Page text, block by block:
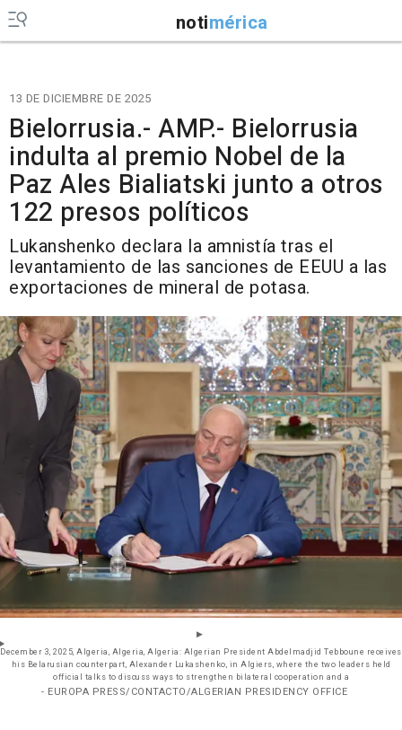
notimérica
13 DE DICIEMBRE DE 2025
Bielorrusia.- AMP.- Bielorrusia
indulta al premio Nobel de la
Paz Ales Bialiatski junto a otros
122 presos políticos
Lukanshenko declara la amnistía tras el
levantamiento de las sanciones de EEUU a las
exportaciones de mineral de potasa.
December 3, 2025, Algeria, Algeria, Algeria: Algerian President Abdelmadjid Tebboune receives
his Belarusian counterpart, Alexander Lukashenko, in Algiers, where the two leaders held
official talks to discuss ways to strengthen bilateral cooperation and a
- EUROPA PRESS/CONTACTO/ALGERIAN PRESIDENCY OFFICE